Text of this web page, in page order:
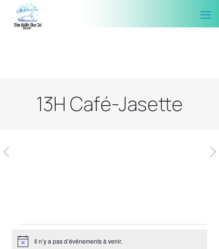
13H Café-Jasette
Événements
Notice Il n’y a pas d’événements à venir.